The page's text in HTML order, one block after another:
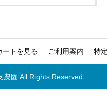
ートを見る ご利用案内 特
園 All Rights Reserved.